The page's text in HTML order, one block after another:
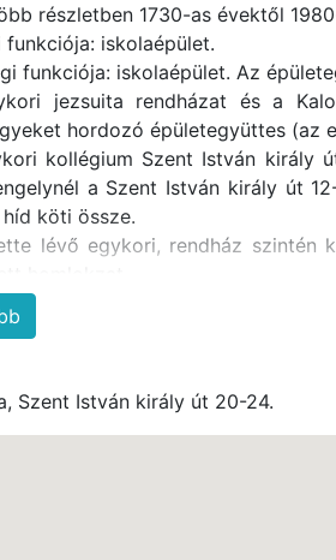
részletben 1730-as évektől
funkciója: iskolaépület.
funkciója: iskolaépület. Az
jezsuita rendházat és a
hordozó épületegyüttes (az
kollégium Szent István király
a Szent István király út
köti össze.
lévő egykori, rendház szintén
homlokzat.
ideje: a 19. század második
rendház és kollégium
funkciója: gyermekotthon.
építéstörténete és
Szent István király út 20-24.